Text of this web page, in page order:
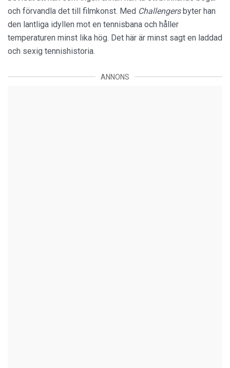
och förvandla det till filmkonst. Med Challengersbyter han
den lantliga idyllen mot en tennisbana och håller
temperaturen minst lika hög. Det här är minst sagt en laddad
och sexig tennishistoria.
ANNONS